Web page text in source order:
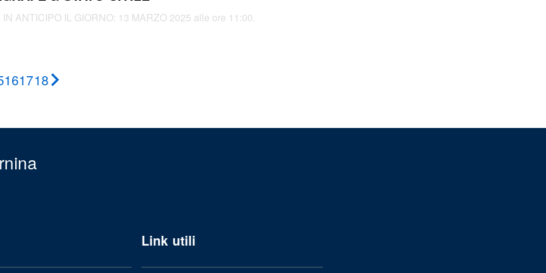
ANTICIPO IL GIORNO: 13 MARZO 2025 alle ore 11:00.
161718
Link utili